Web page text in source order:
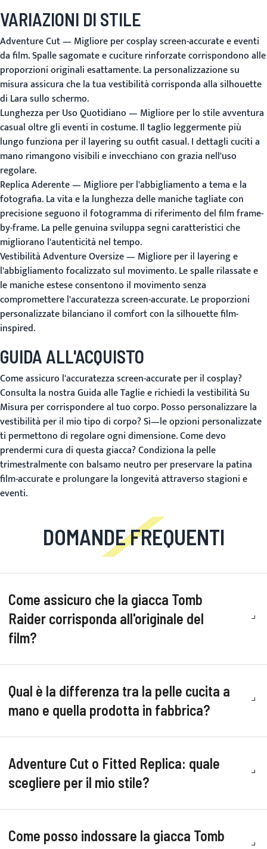
VARIAZIONI DI STILE
Adventure Cut— Migliore per cosplay screen-accurate e eventi
da film. Spalle sagomate e cuciture rinforzate corrispondono alle
proporzioni originali esattamente. La personalizzazione su
misura assicura che la tua vestibilità corrisponda alla silhouette
di Lara sullo schermo.
Lunghezza per Uso Quotidiano— Migliore per lo stile avventura
casual oltre gli eventi in costume. Il taglio leggermente più
lungo funziona per il layering su outfit casual. I dettagli cuciti a
mano rimangono visibili e invecchiano con grazia nell'uso
regolare.
Replica Aderente— Migliore per l'abbigliamento a tema e la
fotografia. La vita e la lunghezza delle maniche tagliate con
precisione seguono il fotogramma di riferimento del film frame-
by-frame. La pelle genuina sviluppa segni caratteristici che
migliorano l'autenticità nel tempo.
Vestibilità Adventure Oversize— Migliore per il layering e
l'abbigliamento focalizzato sul movimento. Le spalle rilassate e
le maniche estese consentono il movimento senza
compromettere l'accuratezza screen-accurate. Le proporzioni
personalizzate bilanciano il comfort con la silhouette film-
inspired.
GUIDA ALL'ACQUISTO
Come assicuro l'accuratezza screen-accurate per il cosplay?
Consulta la nostraGuida alle Tagliee richiedi la vestibilitàSu
Misura per corrispondere al tuo corpo.Posso personalizzare la
vestibilità per il mio tipo di corpo?Sì—le opzioni personalizzate
ti permettono di regolare ogni dimensione.Come devo
prendermi cura di questa giacca?Condiziona la pelle
trimestralmente con balsamo neutro per preservare la patina
film-accurate e prolungare la longevità attraverso stagioni e
eventi.
DOMANDE FREQUENTI
Come assicuro che la giacca Tomb
Raider corrisponda all'originale del
film?
Qual è la differenza tra la pelle cucita a
mano e quella prodotta in fabbrica?
Adventure Cut o Fitted Replica: quale
scegliere per il mio stile?
Come posso indossare la giacca Tomb